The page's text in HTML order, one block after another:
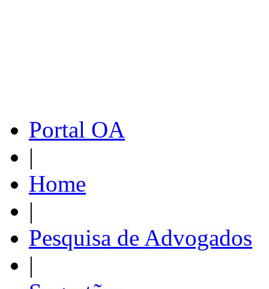
Portal OA
|
Home
|
Pesquisa de Advogados
|